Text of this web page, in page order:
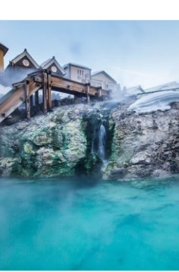
Vuelta al mundo:
mares de